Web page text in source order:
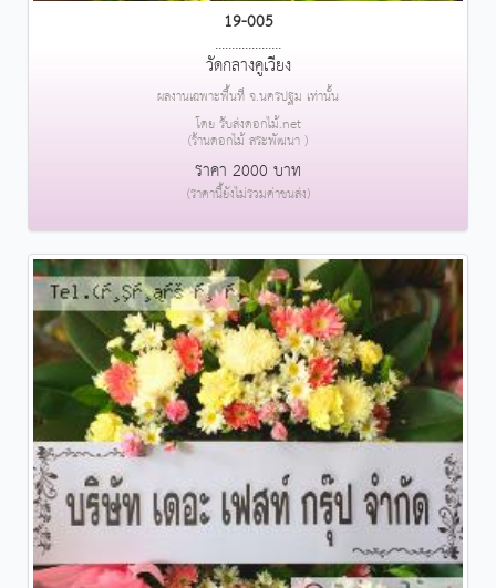
19-005
....................
วัดกลางคูเวียง
ผลงานเฉพาะพื้นที่ จ.นครปฐม เท่านั้น
โดย รับส่งดอกไม้.net
(ร้านดอกไม้ สระพัฒนา )
ราคา 2000 บาท
(ราคานี้ยังไม่รวมค่าขนส่ง)